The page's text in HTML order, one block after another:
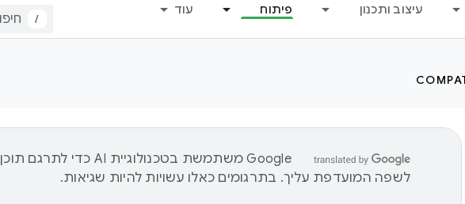
עיצוב ותכנון פיתוח עוד
/
‫Google משתמשת בטכנולוגיית AI כדי לתרגם תוכן
לשפה המועדפת עליך. בתרגומים כאלו עשויות להיות שגיאות.